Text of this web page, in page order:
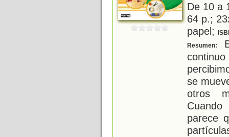
De 10 a
64 p.;
papel;
Resumen:
se
otros
parece